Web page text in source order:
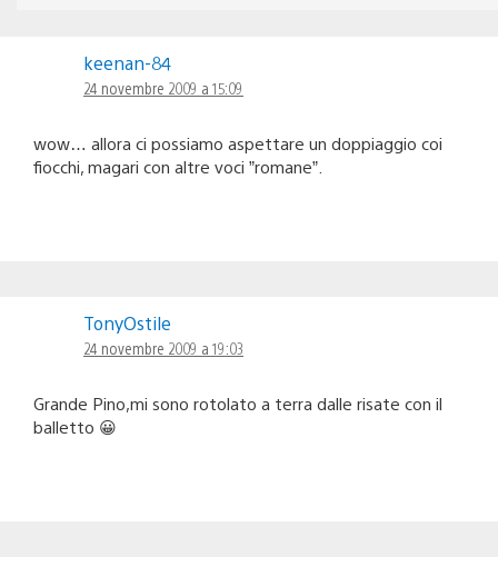
keenan-84
24 novembre 2009 a 15:09
wow… allora ci possiamo aspettare un doppiaggio coi
fiocchi, magari con altre voci ”romane”.
TonyOstile
24 novembre 2009 a 19:03
Grande Pino,mi sono rotolato a terra dalle risate con il
balletto 😀